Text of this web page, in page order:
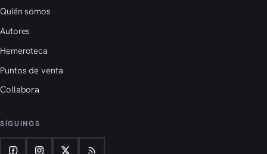
Quién somos
Autores
Hemeroteca
Puntos de venta
Collabora
SÍGUINOS